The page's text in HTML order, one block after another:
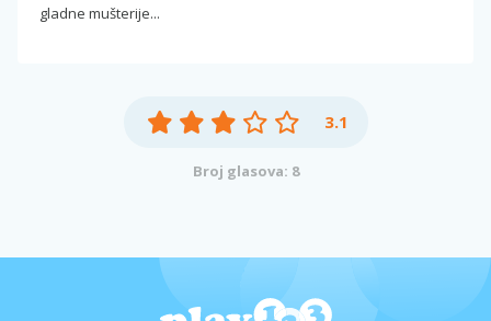
gladne mušterije...
3.1
Broj glasova: 8